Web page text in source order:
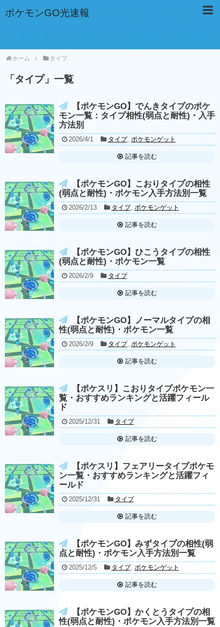
ポケモンGO光速報
ホーム タイプ
「 タイプ」 一覧
【ポケモンGO】でんきタイプのポケ
モン一覧：タイプ相性(弱点と耐性)・入手
方法別
2026/4/1 タイプ, ポケモンゲット
記事を読む
【ポケモンGO】こおりタイプの相性
(弱点と耐性)・ポケモン入手方法別一覧
2026/2/13 タイプ, ポケモンゲット
記事を読む
【ポケモンGO】ひこうタイプの相性
(弱点と耐性)・ポケモン一覧
2026/2/9 タイプ
記事を読む
【ポケモンGO】ノーマルタイプの相
性(弱点と耐性)・ポケモン一覧
2026/2/9 タイプ, ポケモンゲット
記事を読む
【ポケスリ】こおりタイプポケモン一
覧・おすすめランキングと活躍フィール
ド
2025/12/31 タイプ
記事を読む
【ポケスリ】フェアリータイプポケモ
ン一覧・おすすめランキングと活躍フィ
ールド
2025/12/31 タイプ
記事を読む
【ポケモンGO】みずタイプの相性(弱
点と耐性)・ポケモン入手方法別一覧
2025/12/5 タイプ, ポケモンゲット
記事を読む
【ポケモンGO】かくとうタイプの相
性(弱点と耐性)・ポケモン入手方法別一覧